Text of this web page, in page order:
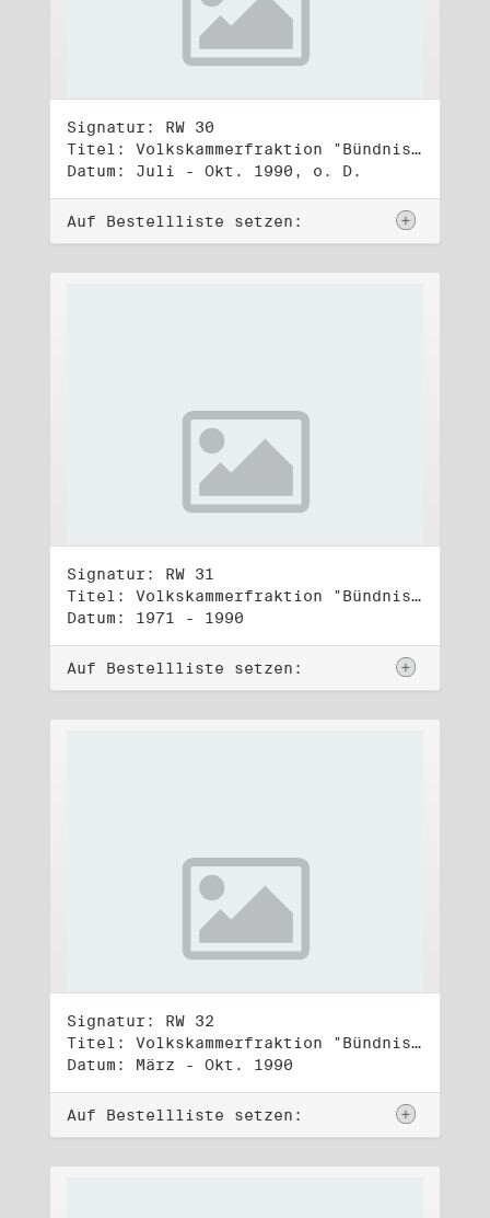
Signatur: RW 30
Titel: Volkskammerfraktion "Bündnis 90/Grüne" (2)
Datum: Juli - Okt. 1990, o. D.
Auf Bestellliste setzen:
Signatur: RW 31
Titel: Volkskammerfraktion "Bündnis 90/Grüne" (3)
Datum: 1971 - 1990
Auf Bestellliste setzen:
Signatur: RW 32
Titel: Volkskammerfraktion "Bündnis 90/Grüne" (4)
Datum: März - Okt. 1990
Auf Bestellliste setzen: